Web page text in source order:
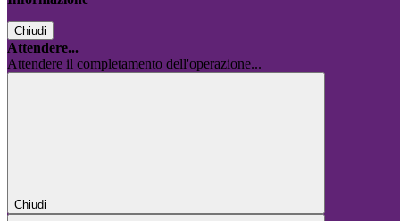
Chiudi
Attendere...
Attendere il completamento dell'operazione...
Chiudi